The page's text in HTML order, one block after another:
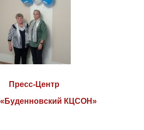
Пресс-Центр
КЦСОН»